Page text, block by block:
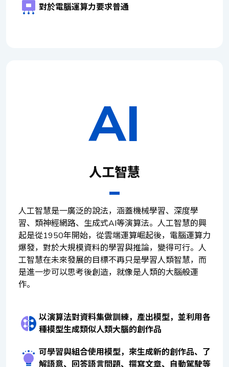
對於電腦運算力要求普通
AI
人工智慧
人工智慧是一廣泛的說法，涵蓋機械學習、深度學
習、類神經網路、生成式AI等演算法。人工智慧的興
起是從1950年開始，從雲端運算崛起後，電腦運算力
爆發，對於大規模資料的學習與推論，變得可行。人
工智慧在未來發展的目標不再只是學習人類智慧，而
是進一步可以思考後創造，就像是人類的大腦般運
作。
以演算法對資料集做訓練，產出模型，並利用各
種模型生成類似人類大腦的創作品
可學習與組合使用模型，來生成新的創作品、了
解語意、回答語言問題、撰寫文章、自動駕駛等